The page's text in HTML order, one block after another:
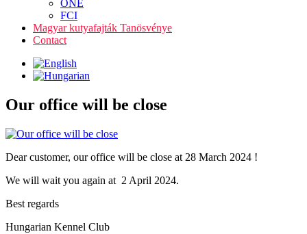
ONE
FCI
Magyar kutyafajták Tanösvénye
Contact
Our office will be close
Dear customer, our office will be close at 28 March 2024 !
We will wait you again at 2 April 2024.
Best regards
Hungarian Kennel Club